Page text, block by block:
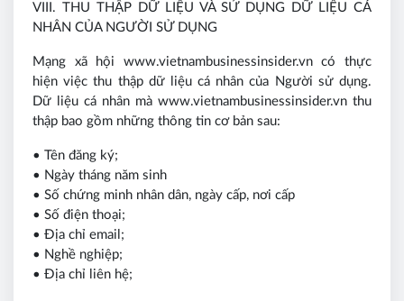
VIII. THU THẬP DỮ LIỆU VÀ SỬ DỤNG DỮ LIỆU CÁ
NHÂN CỦA NGƯỜI SỬ DỤNG
Mạng xã hội www.vietnambusinessinsider.vn có thực
hiện việc thu thập dữ liệu cá nhân của Người sử dụng.
Dữ liệu cá nhân mà www.vietnambusinessinsider.vn thu
thập bao gồm những thông tin cơ bản sau:
• Tên đăng ký;
• Ngày tháng năm sinh
• Số chứng minh nhân dân, ngày cấp, nơi cấp
• Số điện thoại;
• Địa chỉ email;
• Nghề nghiệp;
• Địa chỉ liên hệ;